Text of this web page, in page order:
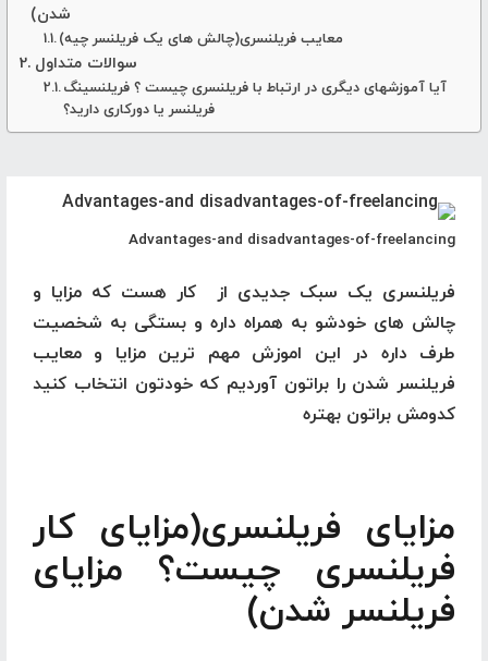
شدن)
معایب فریلنسری(چالش های یک فریلنسر چیه)
سوالات متداول
آیا آموزشهای دیگری در ارتباط با فریلنسری چیست ؟ فریلنسینگ
فریلنسر یا دورکاری دارید؟
Advantages-and disadvantages-of-freelancing
فریلنسری یک سبک جدیدی از کار هست که مزایا و
چالش های خودشو به همراه داره و بستگی به شخصیت
طرف داره در این اموزش مهم ترین مزایا و معایب
فریلنسر شدن را براتون آوردیم که خودتون انتخاب کنید
کدومش براتون بهتره
مزایای فریلنسری(مزایای کار
فریلنسری چیست؟ مزایای
فریلنسر شدن)